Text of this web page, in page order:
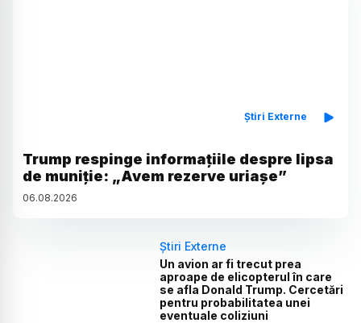
Știri Externe
Trump respinge informațiile despre lipsa
de muniție: „Avem rezerve uriașe”
06.08.2026
Știri Externe
Un avion ar fi trecut prea
aproape de elicopterul în care
se afla Donald Trump. Cercetări
pentru probabilitatea unei
eventuale coliziuni